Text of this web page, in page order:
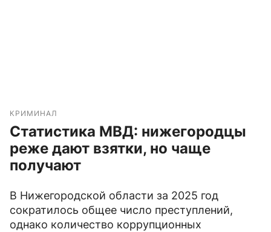
КРИМИНАЛ
Статистика МВД: нижегородцы
реже дают взятки, но чаще
получают
В Нижегородской области за 2025 год
сократилось общее число преступлений,
однако количество коррупционных